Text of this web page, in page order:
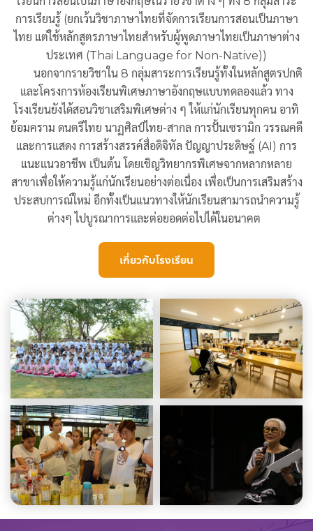
การเรียนรู้ (ยกเว้นวิชาภาษาไทยที่จัดการเรียนการสอนเป็นภาษา
ไทย แต่ใช้หลักสูตรภาษาไทยสำหรับผู้พูดภาษาไทยเป็นภาษาต่าง
ประเทศ (Thai Language for Non-Native))
นอกจากรายวิชาใน 8 กลุ่มสาระการเรียนรู้ทั้งในหลักสูตรปกติ
และโครงการห้องเรียนพิเศษภาษาอังกฤษแบบทดลองแล้ว ทาง
โรงเรียนยังได้สอนวิชาเสริมพิเศษต่าง ๆ ให้แก่นักเรียนทุกคน อาทิ
ย้อมคราม ดนตรีไทย นาฏศิลป์ไทย-สากล การปั้นเซรามิก วรรณคดี
และการแสดง การสร้างสรรค์สื่อดิจิทัล ปัญญาประดิษฐ์ (AI) การ
แนะแนวอาชีพ เป็นต้น โดยเชิญวิทยากรพิเศษจากหลากหลาย
สาขาเพื่อให้ความรู้แก่นักเรียนอย่างต่อเนื่อง เพื่อเป็นการเสริมสร้าง
ประสบการณ์ใหม่ อีกทั้งเป็นแนวทางให้นักเรียนสามารถนำความรู้
ต่างๆ ไปบูรณาการและต่อยอดต่อไปได้ในอนาคต
เกี่ยวกับโรงเรียน